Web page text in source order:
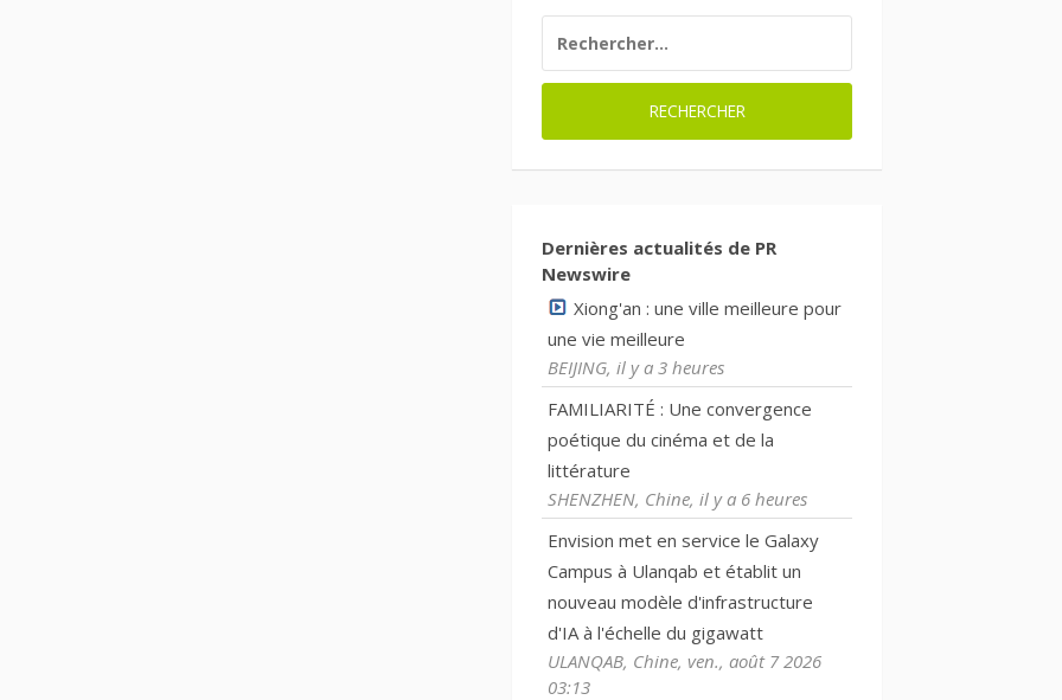
Dernières actualités de PR
Newswire
Xiong'an : une ville meilleure pour
une vie meilleure
BEIJING, il y a 3 heures
FAMILIARITÉ : Une convergence
poétique du cinéma et de la
littérature
SHENZHEN, Chine, il y a 6 heures
Envision met en service le Galaxy
Campus à Ulanqab et établit un
nouveau modèle d'infrastructure
d'IA à l'échelle du gigawatt
ULANQAB, Chine, ven., août 7 2026
03:13